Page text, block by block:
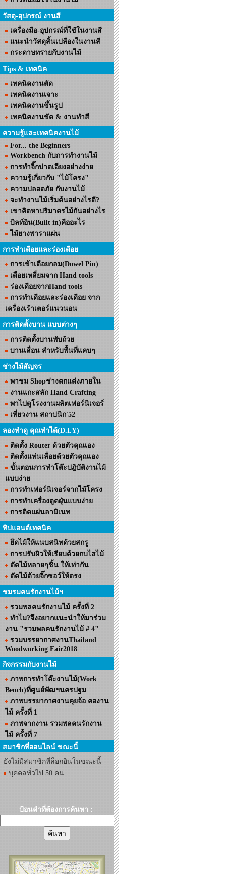
วัสดุ-อุปกรณ์ งานสี
เครื่องมือ-อุปกรณ์ที่ใช้ในงานสี
แนะนำวัสดุสิ้นเปลืองในงานสี
กระดาษทรายกับงานไม้
Tips & เทคนิค
เทคนิคงานตัด
เทคนิคงานเจาะ
เทคนิคงานขึ้นรูป
เทคนิคงานขัด & งานทำสี
ความรู้และเทคนิคงานไม้
For... the Beginners
Workbench กับการทำงานไม้
การทำจิ๊กปาดเอียงอย่างง่าย
ความรู้เกี่ยวกับ "ไม้โครง"
ความปลอดภัย กับงานไม้
จะทำงานไม้เริ่มต้นอย่างไรดี?
เขาคิดหาปริมาตรไม้กันอย่างไร
บิลท์อิน(Built in)คืออะไร
ไม้ยางพาราแผ่น
การทำเดือยและร่องเดือย
การเข้าเดือยกลม(Dowel Pin)
เดือยเหลี่ยมจาก Hand tools
ร่องเดือยจากHand tools
การทำเดือยและร่องเดือย จาก
เครื่องเร้าเตอร์แนวนอน
การติดตั้งบาน แบบต่างๆ
การติดตั้งบานพับถ้วย
บานเลื่อน สำหรับพื้นที่แคบๆ
ช่างไม้สัญจร
พาชม Shopช่างตกแต่งภายใน
งานแกะสลัก Hand Crafting
พาไปดูโรงงานผลิตเฟอร์นิเจอร์
เที่ยวงาน สถาปนิก'52
ลองทำดู คุณทำได้(D.I.Y)
ติดตั้ง Router ด้วยตัวคุณเอง
ติดตั้งแท่นเลื่อยด้วยตัวคุณเอง
ขั้นตอนการทำโต๊ะปฎิบัติงานไม้
แบบง่าย
การทำเฟอร์นิเจอร์จากไม้โครง
การทำเครื่องดูดฝุ่นแบบง่าย
การติดแผ่นลามิเนท
ทิปแอนด์เทคนิค
ยึดไม้ให้แนบสนิทด้วยสกรู
การปรับผิวให้เรียบด้วยกบไสไม้
ตัดไม้หลายๆชิ้น ให้เท่ากัน
ตัดไม้ด้วยจิ๊กซอว์ให้ตรง
ชมรมคนรักงานไม้ฯ
รวมพลคนรักงานไม้ ครั้งที่ 2
ทำไม?จึงอยากแนะนำให้มาร่วม
งาน "รวมพลคนรักงานไม้ # 4"
รวมบรรยากาศงานThailand
Woodworking Fair2018
กิจกรรมกับงานไม้
ภาพการทำโต๊ะงานไม้(Work
Bench)ที่ศูนย์พัฒฯนครปฐม
ภาพบรรยากาศงานคุยจ้อ คองาน
ไม้ ครั้งที่ 1
ภาพจากงาน รวมพลคนรักงาน
ไม้ ครั้งที่ 7
สมาชิกที่ออนไลน์ ขณะนี้
ยังไม่มีสมาชิกที่ล็อกอินในขณะนี้
บุคคลทั่วไป 50 คน
ป้อนคำที่ต้องการค้นหา :